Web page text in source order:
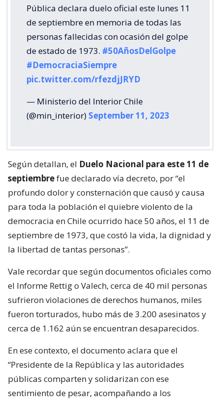
Pública declara duelo oficial este lunes 11
de septiembre en memoria de todas las
personas fallecidas con ocasión del golpe
de estado de 1973. #50AñosDelGolpe
#DemocraciaSiempre
pic.twitter.com/rfezdjJRYD
— Ministerio del Interior Chile
(@min_interior) September 11, 2023
Según detallan, el Duelo Nacional para este 11 de
septiembrefue declarado vía decreto, por “el
profundo dolor y consternación que causó y causa
para toda la población el quiebre violento de la
democracia en Chile ocurrido hace 50 años, el 11 de
septiembre de 1973, que costó la vida, la dignidad y
la libertad de tantas personas”.
Vale recordar que según documentos oficiales como
el Informe Rettig o Valech, cerca de 40 mil personas
sufrieron violaciones de derechos humanos, miles
fueron torturados, hubo más de 3.200 asesinatos y
cerca de 1.162 aún se encuentran desaparecidos.
En ese contexto, el documento aclara que el
“Presidente de la República y las autoridades
públicas comparten y solidarizan con ese
sentimiento de pesar, acompañando a los